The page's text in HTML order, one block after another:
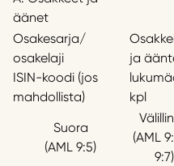
äänet
Osakesarja/
osakelaji
ISIN-koodi (jos
mahdollista)
ja
kpl
Suora
(AML 9:5)
(AML
9:7)